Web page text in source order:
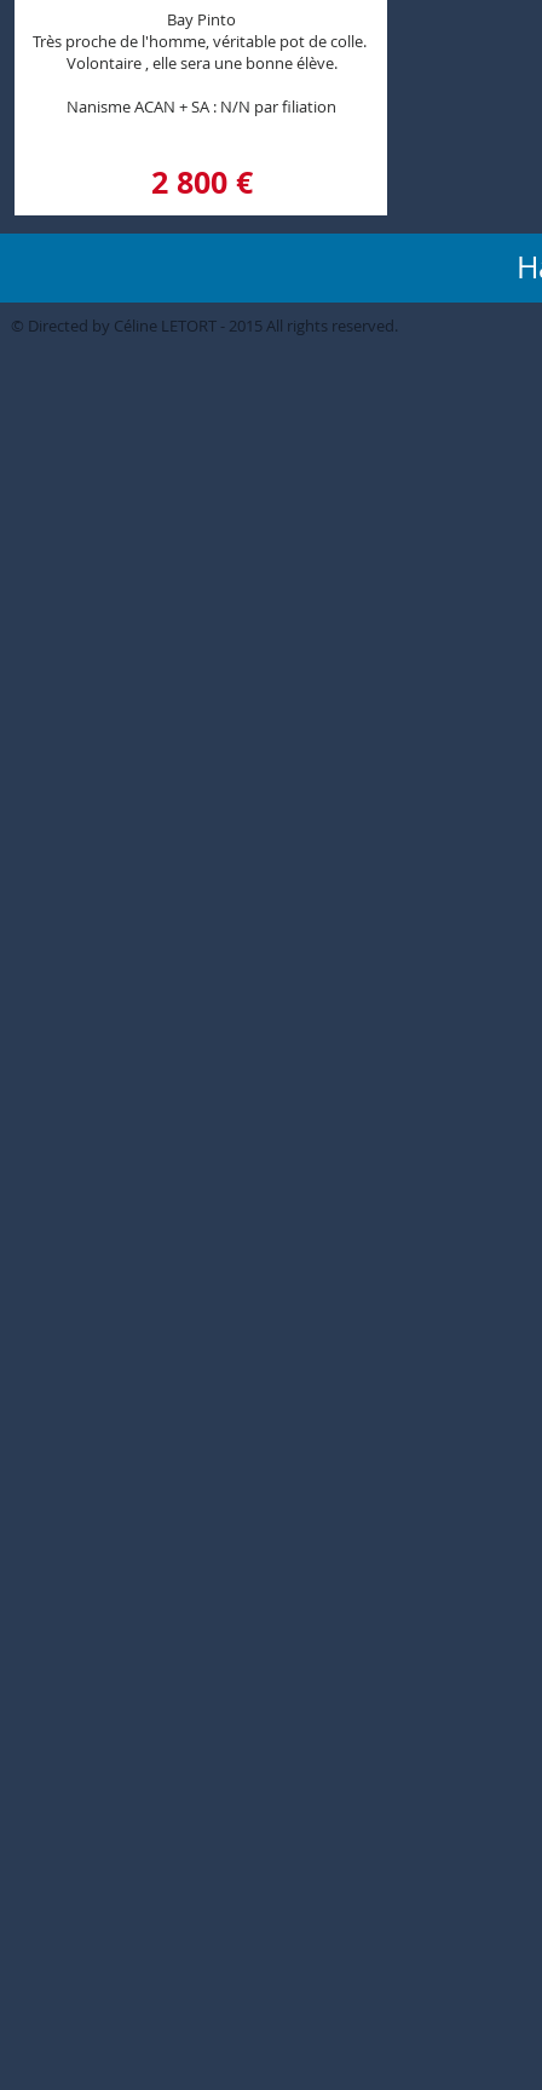
Bay Pinto
Très proche de l'homme, véritable pot de colle.
Volontaire , elle sera une bonne élève.
Nanisme ACAN + SA : N/N par filiation
2 800 €
© Directed by Céline LETORT - 2015 All rights reserved.